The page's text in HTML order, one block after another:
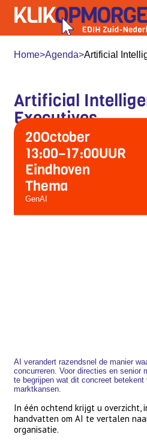
Home>Agenda>Artificial
Artificial
Executives
20October
13:00–17:00UUR
Eindhoven
Thema
GenAI
AI verandert razendsnel de manier
concurreren. Voor directies en senior
te begrijpen wat dit concreet
marktkansen.
In één ochtend krijgt u overzicht,
handvatten om AI te vertalen
organisatie.